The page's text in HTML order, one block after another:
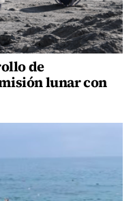
de
lunar con